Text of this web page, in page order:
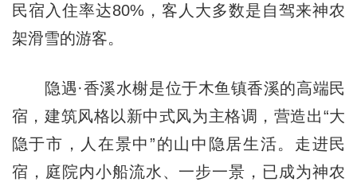
民宿入住率达80%，客人大多数是自驾来神农
架滑雪的游客。
隐遇·香溪水榭是位于木鱼镇香溪的高端民
宿，建筑风格以新中式风为主格调，营造出“大
隐于市，人在景中”的山中隐居生活。走进民
宿，庭院内小船流水、一步一景，已成为神农